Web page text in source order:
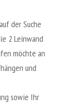
der Suche
2 Leinwand
möchte an
und
sowie Ihr